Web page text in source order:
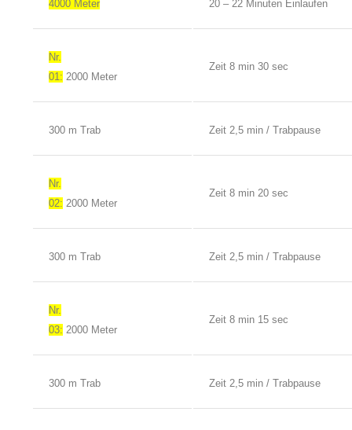
4000 Meter 20 – 22 Minuten Einlaufen
Nr.
01: 2000 Meter
Zeit 8 min 30 sec
300 m Trab Zeit 2,5 min / Trabpause
Nr.
02: 2000 Meter
Zeit 8 min 20 sec
300 m Trab Zeit 2,5 min / Trabpause
Nr.
03: 2000 Meter
Zeit 8 min 15 sec
300 m Trab Zeit 2,5 min / Trabpause